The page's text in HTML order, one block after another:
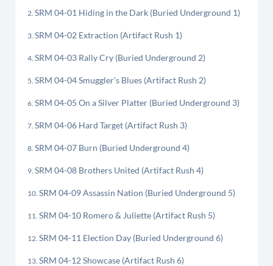
SRM 04-01 Hiding in the Dark (Buried Underground 1)
SRM 04-02 Extraction (Artifact Rush 1)
SRM 04-03 Rally Cry (Buried Underground 2)
SRM 04-04 Smuggler’s Blues (Artifact Rush 2)
SRM 04-05 On a Silver Platter (Buried Underground 3)
SRM 04-06 Hard Target (Artifact Rush 3)
SRM 04-07 Burn (Buried Underground 4)
SRM 04-08 Brothers United (Artifact Rush 4)
SRM 04-09 Assassin Nation (Buried Underground 5)
SRM 04-10 Romero & Juliette (Artifact Rush 5)
SRM 04-11 Election Day (Buried Underground 6)
SRM 04-12 Showcase (Artifact Rush 6)